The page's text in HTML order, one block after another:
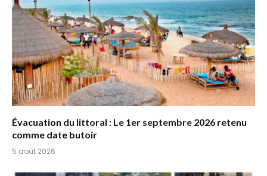
Évacuation du littoral : Le 1er septembre 2026 retenu
comme date butoir
5 août 2026